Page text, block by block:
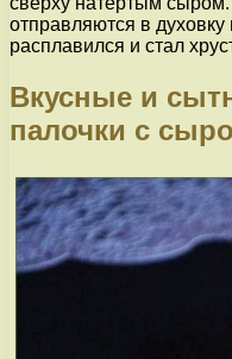
отправляются в
расплавился и стал
Вкусные и
палочки с